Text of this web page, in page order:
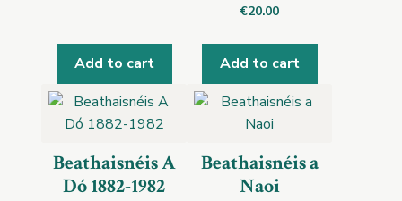
Add to cart
€20.00
Add to cart
Beathaisnéis A
Dó 1882-1982
Beathaisnéis a
Naoi